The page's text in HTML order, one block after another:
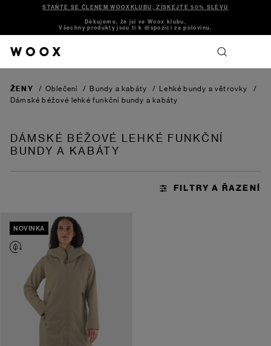
STAŇTE SE ČLENEM WOOXKLUBU, ZÍSKEJTE 50% SLEVU
Děkujeme, že jsi ve Woox klubu.
Všechny produkty jsou ti k dispozici za polovinu.
ŽENY / Oblečení / Bundy a kabáty / Lehké bundy a větrovky
/
Dámské béžové lehké funkční bundy a kabáty
DÁMSKÉ BÉŽOVÉ LEHKÉ FUNKČNÍ
BUNDY A KABÁTY
NOVINKA